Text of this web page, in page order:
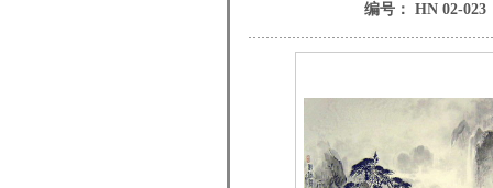
编号： HN 02-023